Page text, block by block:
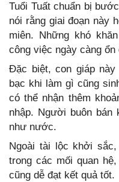
Tuổi Tuất chuẩn bị
nói rằng giai đoạn này
miên. Những khó
công việc ngày càng ổn
Đặc biệt, con giáp này
bạc khi làm gì cũng
có thể nhận thêm
nhập. Người buôn bán
như nước.
Ngoài tài lộc khởi
trong các mối quan
cũng dễ đạt kết quả tốt.